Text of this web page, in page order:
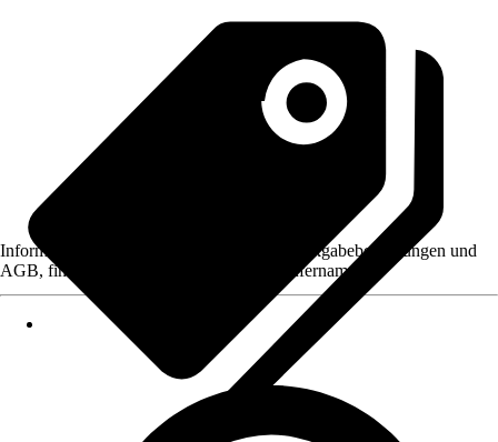
Informationen des Verkäufers, wie z. B. Rückgabebedingungen und
AGB, finden Sie bei Klick auf den Verkäufernamen.